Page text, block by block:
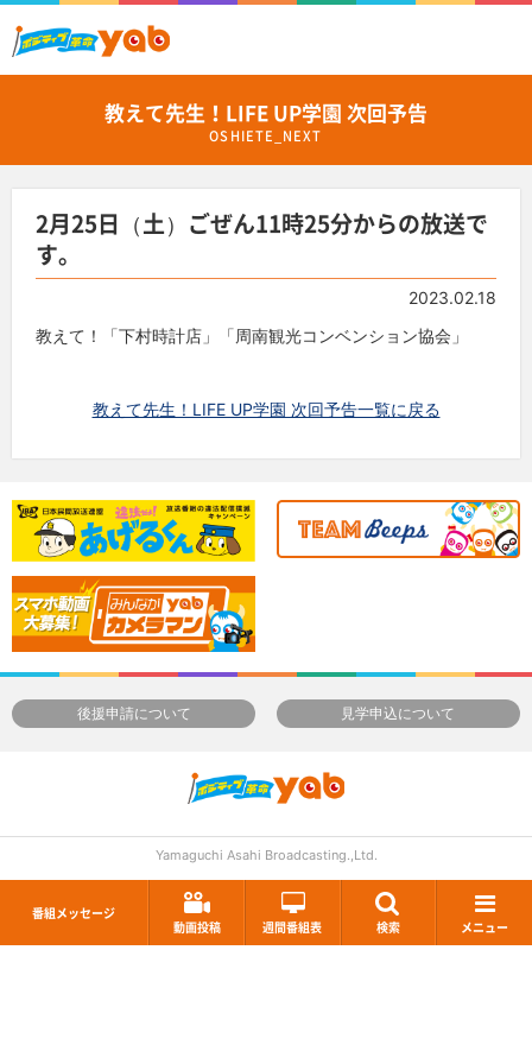
番組メッセージ
動画投稿
週間番組表 検索 メニュー
教えて先生！LIFE UP学園 次回予告
OSHIETE_NEXT
2月25日（土）ごぜん11時25分からの放送で
す。
2023.02.18
教えて！「下村時計店」「周南観光コンベンション協会」
教えて先生！LIFE UP学園 次回予告一覧に戻る
後援申請について 見学申込について
Yamaguchi Asahi Broadcasting.,Ltd.